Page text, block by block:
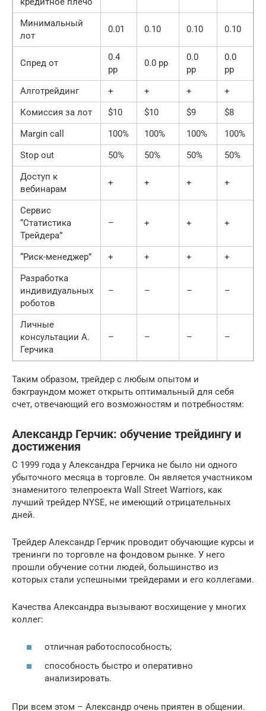
Минимальный
лот
0.01 0.10 0.10 0.10
Спред от
0.4
pp
0.0 pp
0.0
pp
0.0
pp
Алготрейдинг + + + +
Комиссия за лот
$10 $10 $9 $8
Margin call
100% 100% 100% 100%
Stop out
50% 50% 50% 50%
Доступ к
вебинарам
+ + + +
Сервис
“Статистика
Трейдера”
– + + +
“Риск-менеджер” + + + +
Разработка
индивидуальных
роботов
– – – –
Личные
консультации А.
Герчика
– – – –
Таким образом, трейдер с любым опытом и
бэкграундом может открыть оптимальный для себя
счет, отвечающий его возможностям и потребностям:
Александр Герчик: обучение трейдингу и
достижения
С 1999 года у Александра Герчика не было ни одного
убыточного месяца в торговле. Он является участником
знаменитого телепроекта Wall Street Warriors, как
лучший трейдер NYSE, не имеющий отрицательных
дней.
Трейдер Александр Герчик проводит обучающие курсы и
тренинги по торговле на фондовом рынке. У него
прошли обучение сотни людей, большинство из
которых стали успешными трейдерами и его коллегами.
Качества Александра вызывают восхищение у многих
коллег:
отличная работоспособность;
способность быстро и оперативно
анализировать.
При всем этом – Александр очень приятен в общении.